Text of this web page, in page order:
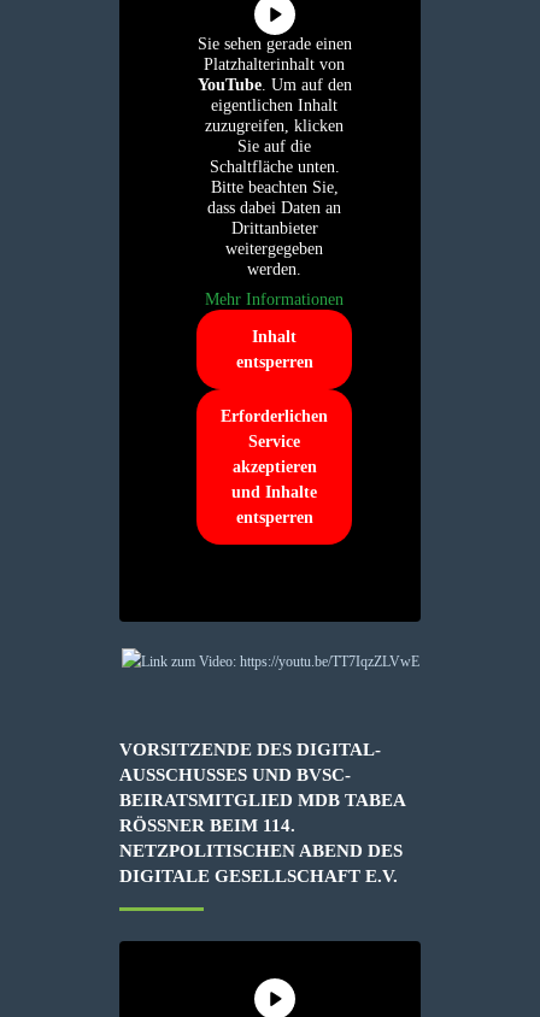
Sie sehen gerade einen
Platzhalterinhalt von
YouTube. Um auf den
eigentlichen Inhalt
zuzugreifen, klicken
Sie auf die
Schaltfläche unten.
Bitte beachten Sie,
dass dabei Daten an
Drittanbieter
weitergegeben
werden.
Mehr Informationen
Inhalt
entsperren
Erforderlichen
Service
akzeptieren
und Inhalte
entsperren
VORSITZENDE DES DIGITAL-
AUSSCHUSSES UND BVSC-
BEIRATSMITGLIED MDB TABEA
RÖSSNER BEIM 114. N
ETZPOLITISCHEN ABEND DES D
IGITALE GESELLSCHAFT E.V.